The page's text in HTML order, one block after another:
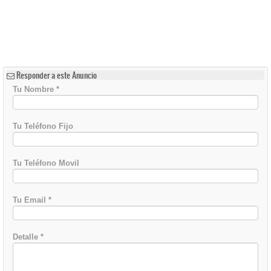
Responder a este Anuncio
Tu Nombre *
Tu Teléfono Fijo
Tu Teléfono Movil
Tu Email *
Detalle *